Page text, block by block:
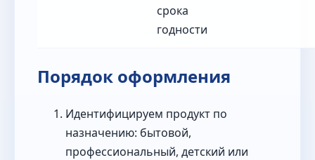
срока
годности
Порядок оформления
Идентифицируем продукт по
назначению: бытовой,
профессиональный, детский или